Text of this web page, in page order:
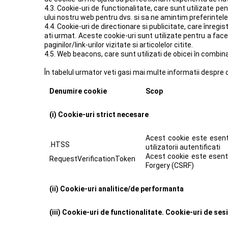
4.3. Cookie-uri de functionalitate, care sunt utilizate
ului nostru web pentru dvs. si sa ne amintim
4.4. Cookie-uri de directionare si publicitate, care
ati urmat. Aceste cookie-uri sunt utilizate pentru a
paginilor/link-urilor vizitate si articolelor citite.
4.5. Web beacons, care sunt utilizati de obicei în
În tabelul urmator veti gasi mai multe informatii
Denumire cookie Scop
(i) Cookie-uri strict necesare
.HTSS
RequestVerificationToken
Acest cookie este
utilizatorii autentificati
Acest cookie este
Forgery (CSRF)
(ii) Cookie-uri analitice/de performanta
(iii) Cookie-uri de functionalitate. Cookie-uri de